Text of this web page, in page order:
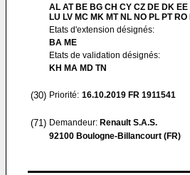
AL AT BE BG CH CY CZ DE DK EE
LU LV MC MK MT NL NO PL PT
Etats d'extension désignés:
BA ME
Etats de validation désignés:
KH MA MD TN
(30) Priorité: 16.10.2019 FR 1911541
(71) Demandeur: Renault S.A.S.
92100 Boulogne-Billancourt (FR)